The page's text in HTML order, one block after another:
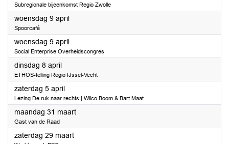
Subregionale bijeenkomst Regio Zwolle
woensdag 9 april2025
Spoorcafé
woensdag 9 april2025
Social Enterprise Overheidscongres
dinsdag 8 april2025
ETHOS-telling Regio IJssel-Vecht
zaterdag 5 april2025
Lezing De ruk naar rechts | Wilco Boom & Bart Maat
maandag 31 maart2025
Gast van de Raad
zaterdag 29 maart2025